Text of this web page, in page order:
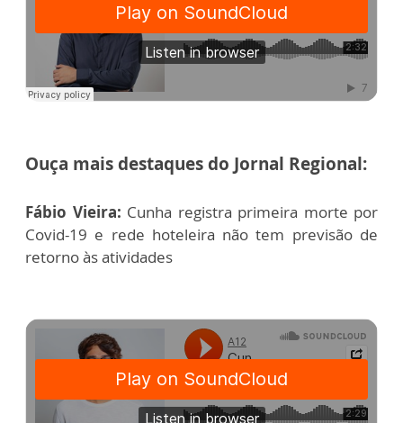
Ouça mais destaques do Jornal Regional:
Fábio Vieira: Cunha registra primeira morte por
Covid-19 e rede hoteleira não tem previsão de
retorno às atividades